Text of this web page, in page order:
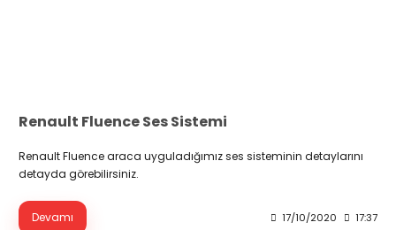
Renault Fluence Ses Sistemi
Renault Fluence araca uyguladığımız ses sisteminin detaylarını
detayda görebilirsiniz.
Devamı 17/10/2020 17:37